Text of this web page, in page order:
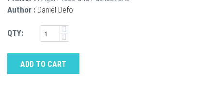
Author : Daniel Defo
QTY:
ADD TO CART